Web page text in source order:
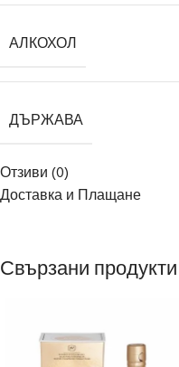
АЛКОХОЛ
ДЪРЖАВА
Отзиви (0)
Доставка и Плащане
Свързани продукти